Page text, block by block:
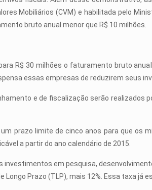
Mobiliários (CVM) e habilitada pelo
bruto anual menor que R$ 10 milhões.
R$ 30 milhões o faturamento bruto
essas empresas de reduzirem seus
e de fiscalização serão realizados
prazo limite de cinco anos para que
a partir do ano calendário de 2015.
investimentos em pesquisa,
Longo Prazo (TLP), mais 12%. Essa taxa